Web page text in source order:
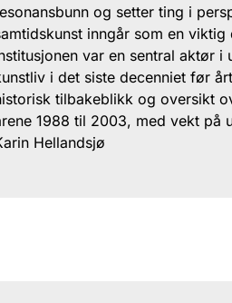
og setter ting i
inngår som en
var en sentral aktør i
i det siste decenniet før
tilbakeblikk og oversikt
1988 til 2003, med vekt på
Hellandsjø